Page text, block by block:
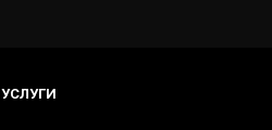
УСЛУГИ